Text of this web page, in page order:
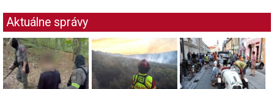
Aktuálne správy